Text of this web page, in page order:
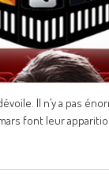
Il n’y a pas
font leur